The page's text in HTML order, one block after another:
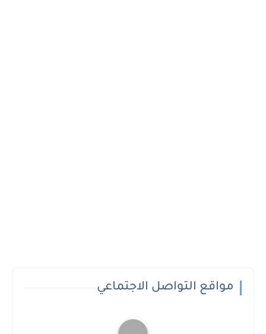
مواقع التواصل الاجتماعي